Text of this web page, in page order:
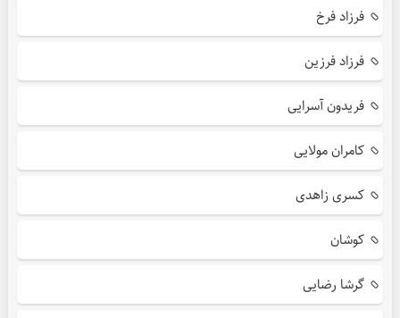
فرزاد فرخ
فرزاد فرزین
فریدون آسرایی
کامران مولایی
کسری زاهدی
کوشان
گرشا رضایی